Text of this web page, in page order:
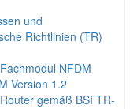
und
Richtlinien (TR)
NFDM
Version 1.2
gemäß BSI TR-